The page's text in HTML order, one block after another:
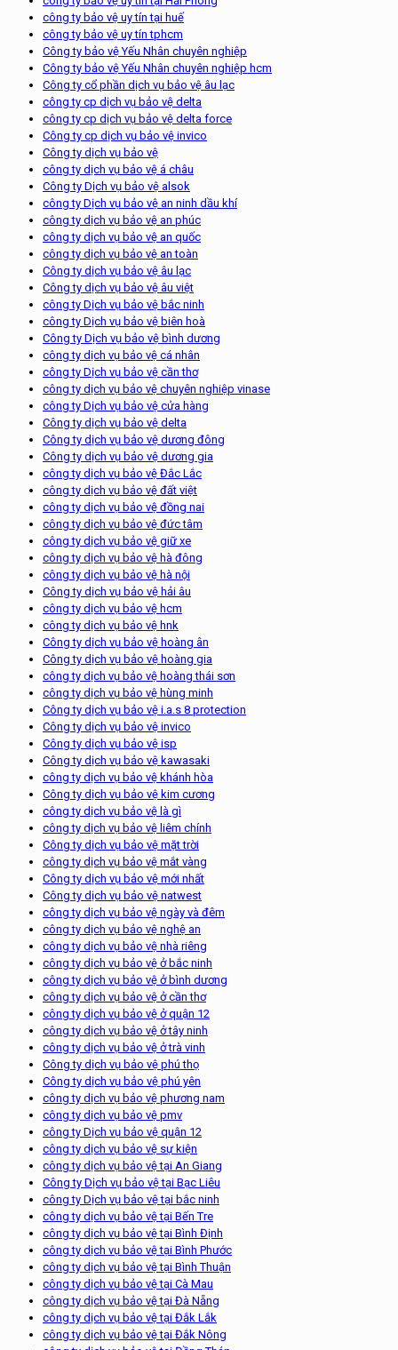
công ty bảo vệ uy tín tại huế
công ty bảo vệ uy tín tphcm
Công ty bảo vệ Yếu Nhân chuyên nghiệp
Công ty bảo vệ Yếu Nhân chuyên nghiệp hcm
Công ty cổ phần dịch vụ bảo vệ âu lạc
công ty cp dịch vụ bảo vệ delta
công ty cp dịch vụ bảo vệ delta force
Công ty cp dịch vụ bảo vệ invico
Công ty dịch vụ bảo vệ
công ty dịch vụ bảo vệ á châu
Công ty Dịch vụ bảo vệ alsok
công ty Dịch vụ bảo vệ an ninh dầu khí
công ty dịch vụ bảo vệ an phúc
công ty dịch vụ bảo vệ an quốc
công ty dịch vụ bảo vệ an toàn
Công ty dịch vụ bảo vệ âu lạc
Công ty dịch vụ bảo vệ âu việt
công ty Dịch vụ bảo vệ bắc ninh
công ty Dịch vụ bảo vệ biên hoà
Công ty Dịch vụ bảo vệ bình dương
công ty dịch vụ bảo vệ cá nhân
công ty Dịch vụ bảo vệ cần thơ
công ty dịch vụ bảo vệ chuyên nghiệp vinase
công ty Dịch vụ bảo vệ cửa hàng
Công ty dịch vụ bảo vệ delta
Công ty dịch vụ bảo vệ dương đông
Công ty dịch vụ bảo vệ dương gia
công ty dịch vụ bảo vệ Đắc Lắc
công ty dịch vụ bảo vệ đất việt
công ty dịch vụ bảo vệ đồng nai
công ty dịch vụ bảo vệ đức tâm
công ty dịch vụ bảo vệ giữ xe
công ty dịch vụ bảo vệ hà đông
công ty dịch vụ bảo vệ hà nội
Công ty dịch vụ bảo vệ hải âu
công ty dịch vụ bảo vệ hcm
công ty dịch vụ bảo vệ hnk
Công ty dịch vụ bảo vệ hoàng ân
Công ty dịch vụ bảo vệ hoàng gia
công ty dịch vụ bảo vệ hoàng thái sơn
công ty dịch vụ bảo vệ hùng minh
Công ty dịch vụ bảo vệ i.a.s 8 protection
Công ty dịch vụ bảo vệ invico
Công ty dịch vụ bảo vệ isp
Công ty dịch vụ bảo vệ kawasaki
công ty dịch vụ bảo vệ khánh hòa
Công ty dịch vụ bảo vệ kim cương
công ty dịch vụ bảo vệ là gì
công ty dịch vụ bảo vệ liêm chính
Công ty dịch vụ bảo vệ mặt trời
công ty dịch vụ bảo vệ mắt vàng
Công ty dịch vụ bảo vệ mới nhất
Công ty dịch vụ bảo vệ natwest
công ty dịch vụ bảo vệ ngày và đêm
công ty dịch vụ bảo vệ nghệ an
công ty dịch vụ bảo vệ nhà riêng
công ty dịch vụ bảo vệ ở bắc ninh
công ty dịch vụ bảo vệ ở bình dương
công ty dịch vụ bảo vệ ở cần thơ
công ty dịch vụ bảo vệ ở quận 12
công ty dịch vụ bảo vệ ở tây ninh
công ty dịch vụ bảo vệ ở trà vinh
Công ty dịch vụ bảo vệ phú thọ
Công ty dịch vụ bảo vệ phú yên
công ty dịch vụ bảo vệ phương nam
công ty dịch vụ bảo vệ pmv
công ty Dịch vụ bảo vệ quận 12
công ty dịch vụ bảo vệ sự kiện
công ty dịch vụ bảo vệ tại An Giang
Công ty Dịch vụ bảo vệ tại Bạc Liêu
công ty Dịch vụ bảo vệ tại bắc ninh
công ty dịch vụ bảo vệ tại Bến Tre
công ty dịch vụ bảo vệ tại Bình Định
công ty dịch vụ bảo vệ tại Bình Phước
công ty dịch vụ bảo vệ tại Bình Thuận
công ty dịch vụ bảo vệ tại Cà Mau
công ty dịch vụ bảo vệ tại Đà Nẵng
công ty dịch vụ bảo vệ tại Đắk Lắk
công ty dịch vụ bảo vệ tại Đắk Nông